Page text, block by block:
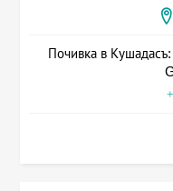
Почивка в